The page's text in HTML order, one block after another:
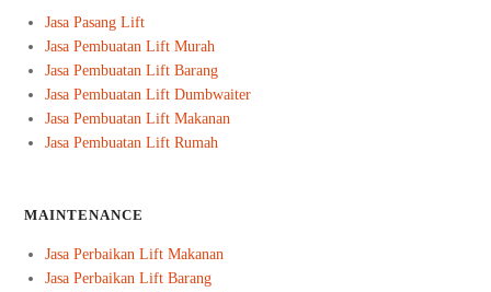
Jasa Pasang Lift
Jasa Pembuatan Lift Murah
Jasa Pembuatan Lift Barang
Jasa Pembuatan Lift Dumbwaiter
Jasa Pembuatan Lift Makanan
Jasa Pembuatan Lift Rumah
MAINTENANCE
Jasa Perbaikan Lift Makanan
Jasa Perbaikan Lift Barang